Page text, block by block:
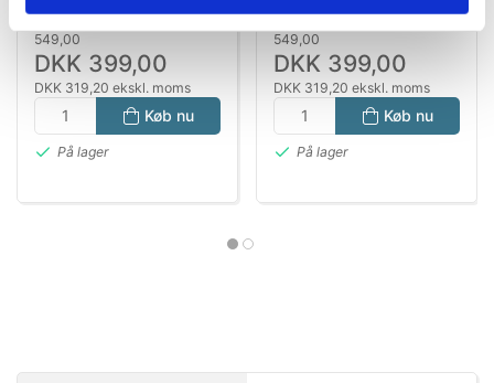
Standard salgspris DKK
549,00
DKK 399,00
DKK 319,20 ekskl. moms
Køb nu
På lager
Nano Akvarium med
LED, Filter &
Varmelegeme
Standard salgspris DKK
549,00
DKK 399,00
DKK 319,20 ekskl. moms
Køb nu
På lager